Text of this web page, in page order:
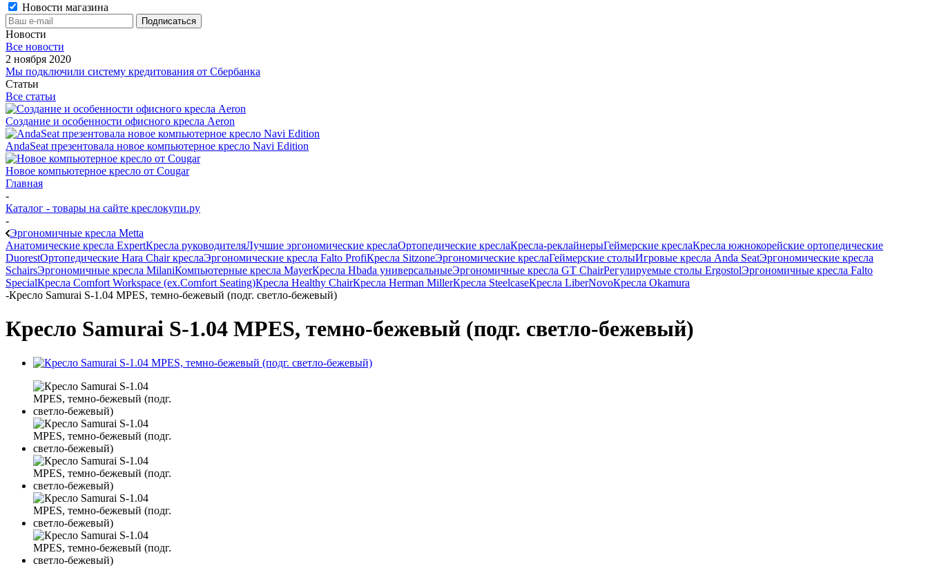
Новости магазина
Новости
Все новости
2 ноября 2020
Мы подключили систему кредитования от Сбербанка
Статьи
Все статьи
Создание и особенности офисного кресла Aeron
AndaSeat презентовала новое компьютерное кресло Navi Edition
Новое компьютерное кресло от Cougar
Главная
-
Каталог - товары на сайте креслокупи.ру
-
Эргономичные кресла Metta
Анатомические кресла ExpertКресла руководителяЛучшие эргономические креслаОртопедические креслаКресла-реклайнерыГеймерские креслаКресла южнокорейские ортопедические
DuorestОртопедические Hara Chair креслаЭргономические кресла Falto ProfiКресла SitzoneЭргономические креслаГеймерские столыИгровые кресла Anda SeatЭргономические кресла
SchairsЭргономичные кресла MilaniКомпьютерные кресла MayerКресла Hbada универсальныеЭргономичные кресла GT ChairРегулируемые столы ErgostolЭргономичные кресла Falto
SpecialКресла Comfort Workspace (ex.Comfort Seating)Кресла Healthy ChairКресла Herman MillerКресла SteelcaseКресла LiberNovoКресла Okamura
-Кресло Samurai S-1.04 MPES, темно-бежевый (подг. светло-бежевый)
Кресло Samurai S-1.04 MPES, темно-бежевый (подг. светло-бежевый)